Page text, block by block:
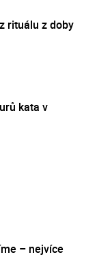
rituálu z doby
kata v
– nejvíce